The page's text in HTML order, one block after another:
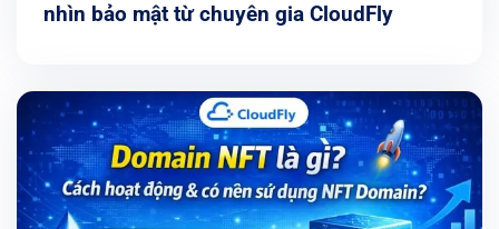
nhìn bảo mật từ chuyên gia CloudFly